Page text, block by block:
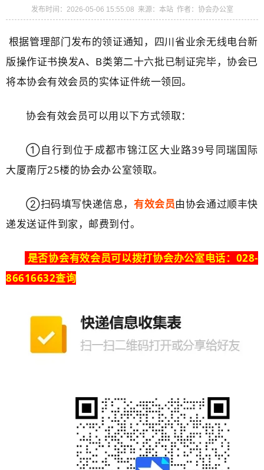
发布时间：2026-05-06 15:55:08 来源：本站 作者：协会办公室
根据管理部门发布的领证通知， 四川省业余无线电台新
版操作证书换发A、B类第二十六批已制证完毕，协会已
将本协会有效会员的实体证件统一领回。
协会有效会员可以用以下方式领取：
①自行到位于成都市锦江区大业路39号同瑞国际
大厦南厅25楼的协会办公室领取。
②扫码填写快递信息， 有效会员由协会通过顺丰快
递发送证件到家，邮费到付。
是否协会有效会员可以拨打协会办公室电话：028-
86616632查询